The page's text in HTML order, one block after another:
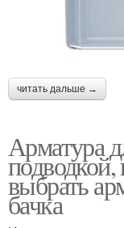
читать дальше →
Арматура
выбрать
бачка